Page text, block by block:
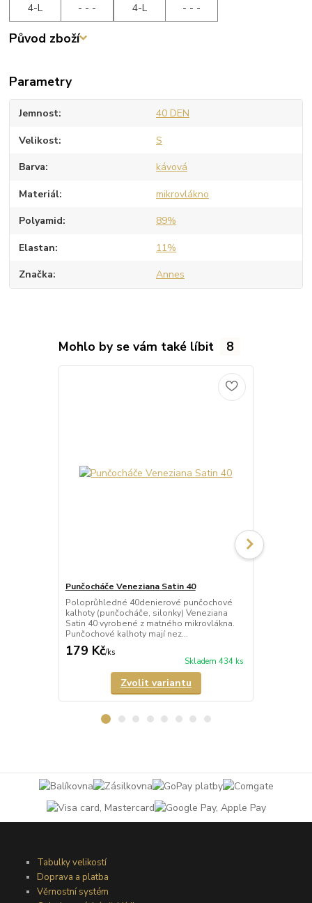
4-L
- - -
4-L
- - -
Původ zboží
Parametry
Jemnost 40 DEN
Velikost S
Barva kávová
Materiál mikrovlákno
Polyamid 89%
Elastan 11%
Značka Annes
Mohlo by se vám také líbit 8
Punčocháče Veneziana Satin 40
Poloprůhledné 40denierové punčochové
kalhoty (punčocháče, silonky) Veneziana
Satin 40 vyrobené z matného mikrovlákna.
Punčochové kalhoty mají nez...
179 Kč/ks
Skladem 434 ks
Zvolit variantu
Tabulky velikostí
Doprava a platba
Věrnostní systém